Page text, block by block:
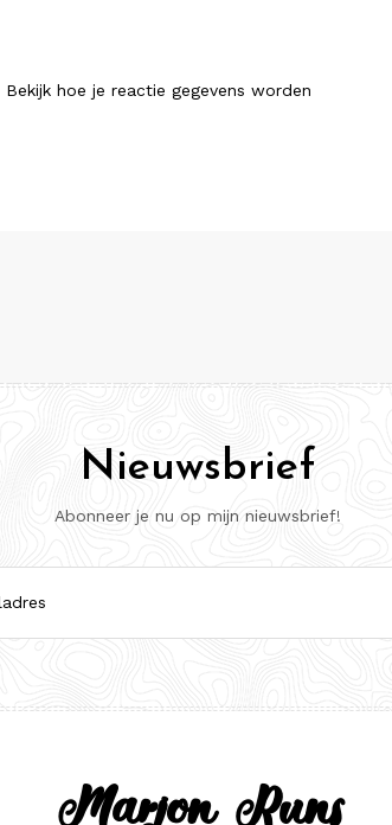
Bekijk hoe je reactie gegevens worden
Nieuwsbrief
Abonneer je nu op mijn nieuwsbrief!
Marjon Runs